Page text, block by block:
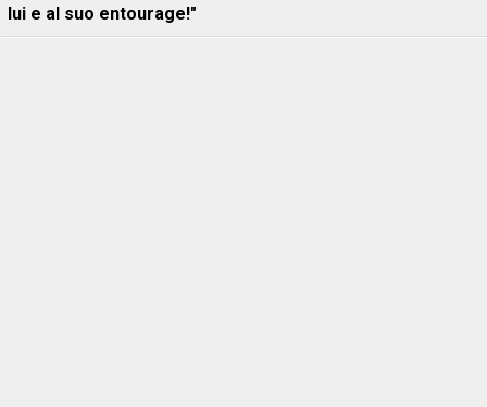
lui e al suo entourage!"